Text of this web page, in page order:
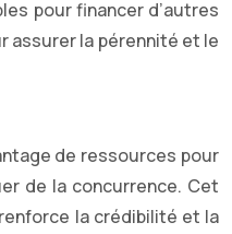
pour financer d’autres
assurer la pérennité et le
de ressources pour
de la concurrence. Cet
la crédibilité et la